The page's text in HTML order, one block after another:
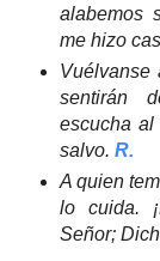
alabemos
me hizo
Vuélvanse
sentirán
escucha
salvo. R.
A quien
lo cuida.
Señor;